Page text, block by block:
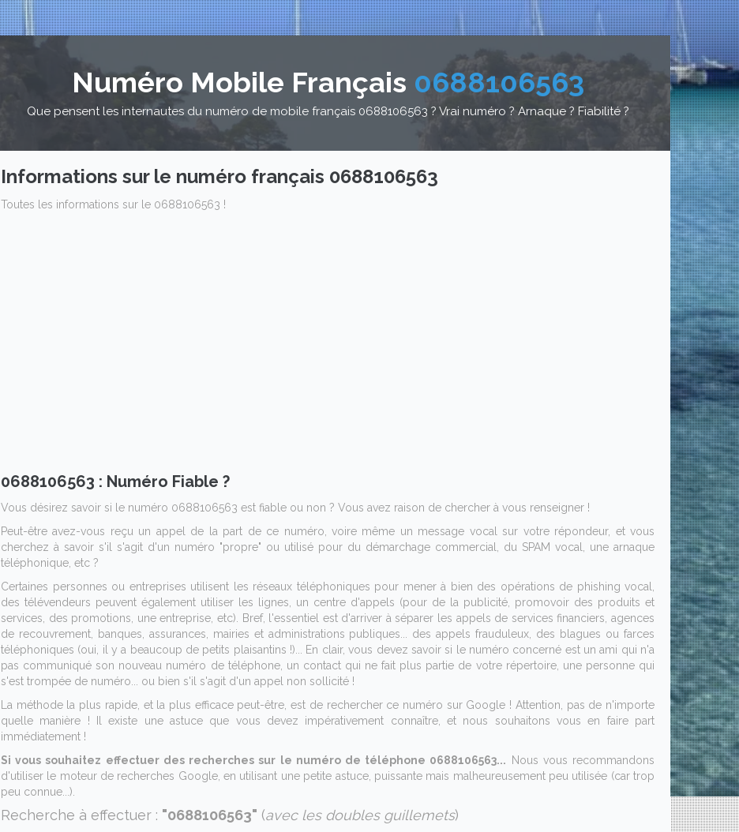
Numéro Mobile Français 0688106563
Que pensent les internautes du numéro de mobile français 0688106563 ? Vrai numéro ? Arnaque ? Fiabilité ?
Informations sur le numéro français 0688106563
Toutes les informations sur le 0688106563 !
0688106563 : Numéro Fiable ?
Vous désirez savoir si le numéro 0688106563 est fiable ou non ? Vous avez raison de chercher à vous renseigner !
Peut-être avez-vous reçu un appel de la part de ce numéro, voire même un message vocal sur votre répondeur, et vous
cherchez à savoir s'il s'agit d'un numéro "propre" ou utilisé pour du démarchage commercial, du SPAM vocal, une arnaque
téléphonique, etc ?
Certaines personnes ou entreprises utilisent les réseaux téléphoniques pour mener à bien des opérations de phishing vocal,
des télévendeurs peuvent également utiliser les lignes, un centre d'appels (pour de la publicité, promovoir des produits et
services, des promotions, une entreprise, etc). Bref, l'essentiel est d'arriver à séparer les appels de services financiers, agences
de recouvrement, banques, assurances, mairies et administrations publiques... des appels frauduleux, des blagues ou farces
téléphoniques (oui, il y a beaucoup de petits plaisantins !)... En clair, vous devez savoir si le numéro concerné est un ami qui n'a
pas communiqué son nouveau numéro de téléphone, un contact qui ne fait plus partie de votre répertoire, une personne qui
s'est trompée de numéro... ou bien s'il s'agit d'un appel non sollicité !
La méthode la plus rapide, et la plus efficace peut-être, est de rechercher ce numéro sur Google ! Attention, pas de n'importe
quelle manière ! Il existe une astuce que vous devez impérativement connaître, et nous souhaitons vous en faire part
immédiatement !
Si vous souhaitez effectuer des recherches sur le numéro de téléphone 0688106563... Nous vous recommandons
d'utiliser le moteur de recherches Google, en utilisant une petite astuce, puissante mais malheureusement peu utilisée (car trop
peu connue...).
Recherche à effectuer : "0688106563" (avec les doubles guillemets)